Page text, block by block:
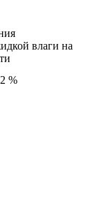
влаги на
%